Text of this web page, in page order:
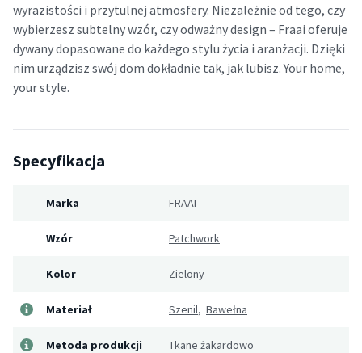
wyrazistości i przytulnej atmosfery. Niezależnie od tego, czy
wybierzesz subtelny wzór, czy odważny design – Fraai oferuje
dywany dopasowane do każdego stylu życia i aranżacji. Dzięki
nim urządzisz swój dom dokładnie tak, jak lubisz. Your home,
your style.
Specyfikacja
Marka FRAAI
Wzór Patchwork
Kolor Zielony
Materiał Szenil, Bawełna
Metoda produkcji Tkane żakardowo